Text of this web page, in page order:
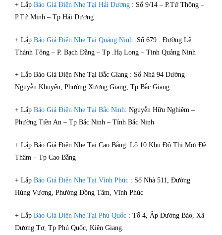
+ Lắp Báo Giá Điện Nhẹ Tại Hải Dương : Số 9/14 – P.Tứ Thông –
P.Tứ Minh – Tp Hải Dương
+ Lắp Báo Giá Điện Nhẹ Tại Quảng Ninh :Số 679 . Đường Lê
Thánh Tông – P. Bạch Đằng – Tp .Hạ Long – Tinh Quảng Ninh
+ Lắp Báo Giá Điện Nhẹ Tại Bắc Giang : Số Nhà 94 Đường
Nguyễn Khuyến, Phường Xương Giang, Tp Bắc Giang
+ Lắp Báo Giá Điện Nhẹ Tại Bắc Ninh: Nguyễn Hữu Nghiêm –
Phường Tiền An – Tp Bắc Ninh – Tỉnh Bắc Ninh
+ Lắp Báo Giá Điện Nhẹ Tại Cao Bằng :Lô 10 Khu Đô Thi Mơi Đề
Thâm – Tp Cao Bằng
+ Lắp Báo Giá Điện Nhẹ Tại Vĩnh Phúc : Số Nhà 511, Đường
Hùng Vương, Phường Đồng Tâm, Vĩnh Phúc
+ Lắp Báo Giá Điện Nhẹ Tại Phú Quốc : Tổ 4, Ấp Đường Bào, Xã
Dương Tơ, Tp Phú Quốc, Kiên Giang.